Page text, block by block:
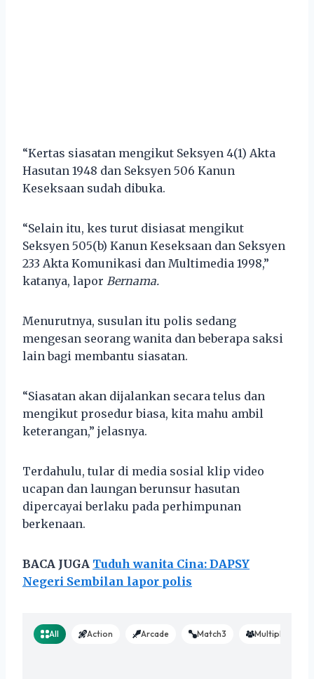
“Kertas siasatan mengikut Seksyen 4(1) Akta
Hasutan 1948 dan Seksyen 506 Kanun
Keseksaan sudah dibuka.
“Selain itu, kes turut disiasat mengikut
Seksyen 505(b) Kanun Keseksaan dan Seksyen
233 Akta Komunikasi dan Multimedia 1998,”
katanya, lapor Bernama.
Menurutnya, susulan itu polis sedang
mengesan seorang wanita dan beberapa saksi
lain bagi membantu siasatan.
“Siasatan akan dijalankan secara telus dan
mengikut prosedur biasa, kita mahu ambil
keterangan,” jelasnya.
Terdahulu, tular di media sosial klip video
ucapan dan laungan berunsur hasutan
dipercayai berlaku pada perhimpunan
berkenaan.
BACA JUGA Tuduh wanita Cina: DAPSY
Negeri Sembilan lapor polis